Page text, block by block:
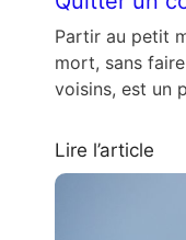
Partir au petit
mort, sans
voisins, est un
Lire l’article